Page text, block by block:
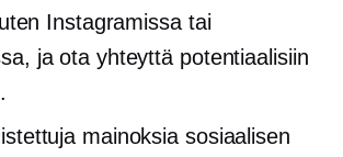
Instagramissa tai
ja ota yhteyttä potentiaalisiin
mainoksia sosiaalisen